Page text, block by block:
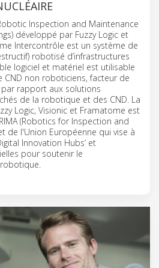
Inspection and Maintenance
développé par Fuzzy Logic et
Intercontrôle est un système de
robotisé d’infrastructures
logiciel et matériel est utilisable
non roboticiens, facteur de
rapport aux solutions
de la robotique et des CND. La
Logic, Visionic et Framatome est
(Robotics for Inspection and
de l'Union Européenne qui vise à
Innovation Hubs’ et
pour soutenir le